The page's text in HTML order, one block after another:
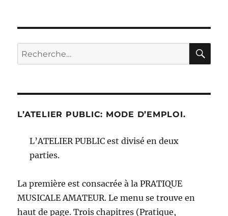
Recherche
pour :
L’ATELIER PUBLIC: MODE D’EMPLOI.
L’ATELIER PUBLIC est divisé en deux
parties.
La première est consacrée à la PRATIQUE
MUSICALE AMATEUR. Le menu se trouve en
haut de page. Trois chapitres (Pratique,